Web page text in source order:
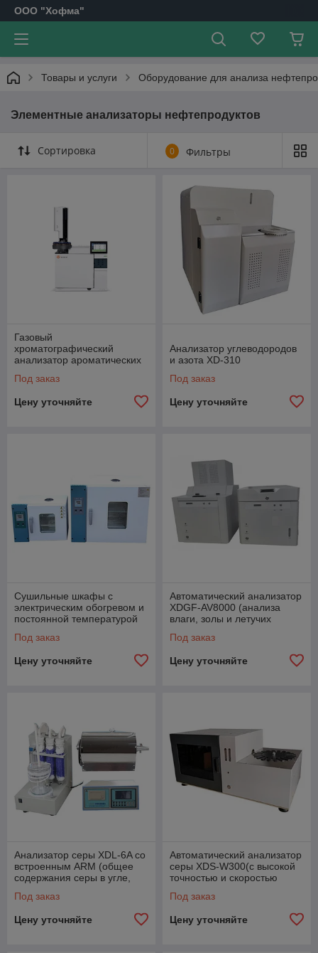
OOO "Хофма"
Товары и услуги Оборудование для анализа
Элементные анализаторы нефтепродуктов
Сортировка 0 Фильтры
Газовый
хроматографический
анализатор ароматических
C9 C10
Под заказ
Цену уточняйте
Анализатор углеводородов
и азота XD-310
Под заказ
Цену уточняйте
Сушильные шкафы с
электрическим обогревом и
постоянной температурой
Под заказ
Цену уточняйте
Автоматический анализатор
XDGF-AV8000 (анализа
влаги, золы и летучих
отходов и т.д.)
Под заказ
Цену уточняйте
Анализатор серы XDL-6A со
встроенным ARM (общее
содержания серы в угле,
полезных ископаемых)
Под заказ
Цену уточняйте
Автоматический анализатор
серы XDS-W300(с высокой
точностью и скоростью
серы в топливе)
Под заказ
Цену уточняйте